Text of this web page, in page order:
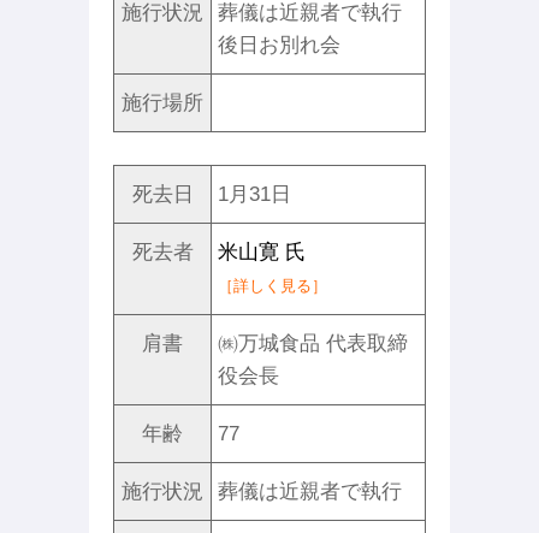
施行状況
葬儀は近親者で執行
後日お別れ会
施行場所
死去日 1月31日
死去者 米山寛 氏
［詳しく見る］
肩書
㈱万城食品 代表取締
役会長
年齢 77
施行状況 葬儀は近親者で執行